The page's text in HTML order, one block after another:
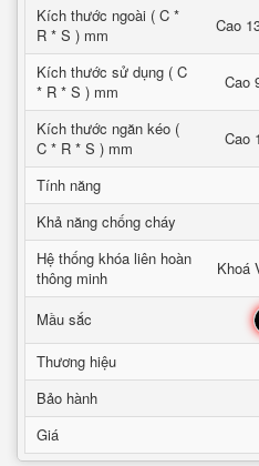
Kích thước ngoài ( C *
R * S ) mm
Cao
Kích thước sử dụng ( C
* R * S ) mm
Cao
Kích thước ngăn kéo (
C * R * S ) mm
Cao
Tính năng
Khả năng chống cháy
Hệ thống khóa liên hoàn
thông minh
Khoá
Mầu sắc
Thương hiệu
Bảo hành
Giá